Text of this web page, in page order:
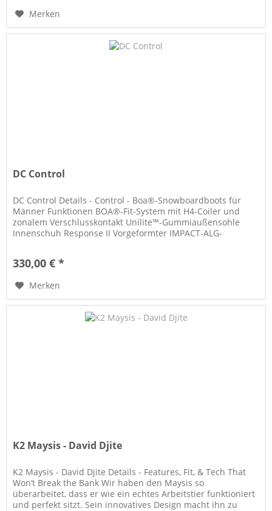
Merken
DC Control
DC Control Details - Control - Boa®-Snowboardboots für
Männer Funktionen BOA®-Fit-System mit H4-Coiler und
zonalem Verschlusskontakt Unilite™-Gummiaußensohle
Innenschuh Response II Vorgeformter IMPACT-ALG-
330,00 € *
Merken
K2 Maysis - David Djite
K2 Maysis - David Djite Details - Features, Fit, & Tech That
Won’t Break the Bank Wir haben den Maysis so
überarbeitet, dass er wie ein echtes Arbeitstier funktioniert
und perfekt sitzt. Sein innovatives Design macht ihn zu